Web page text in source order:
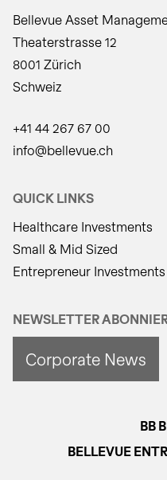
Bellevue Asset
Theaterstrasse 12
8001 Zürich
Schweiz
+41 44 267 67 00
info@bellevue.ch
QUICK LINKS
Healthcare Investments
Small & Mid Sized
Entrepreneur Investments
NEWSLETTER
Corporate News
BB
BELLEVUE